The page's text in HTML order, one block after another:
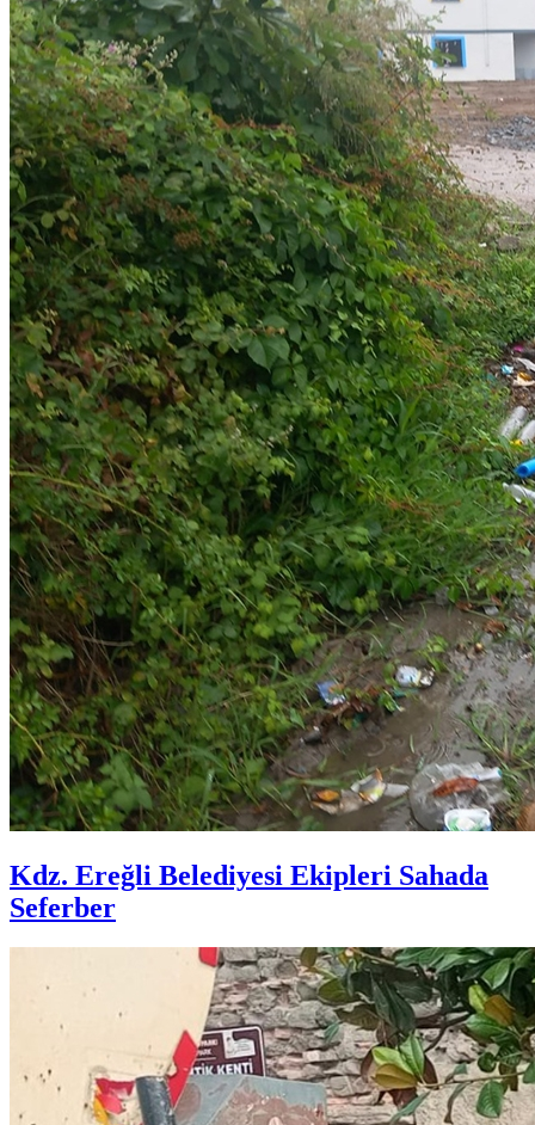
Kdz. Ereğli Belediyesi Ekipleri Sahada
Seferber